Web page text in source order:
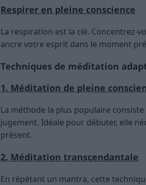
Respirer en pleine conscience
La respiration est la clé. Concentrez-
ancre votre esprit dans le moment
Techniques de méditation
1. Méditation de pleine
La méthode la plus populaire
jugement. Idéale pour débuter, elle
présent.
2. Méditation transcendantale
En répétant un mantra, cette